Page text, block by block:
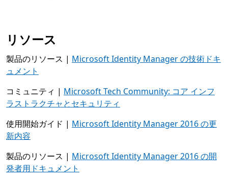
リソース
製品のリソース | Microsoft Identity Manager の技術ドキ
ュメント
コミュニティ | Microsoft Tech Community: コア インフ
ラストラクチャとセキュリティ
使用開始ガイド | Microsoft Identity Manager 2016 の更
新内容
製品のリソース | Microsoft Identity Manager 2016 の開
発者用ドキュメント